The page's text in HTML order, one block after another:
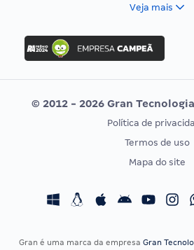
Concurso Ibama
Concurso MPU
Editais publicados
CONCURSOS POR PROFISSÃO
Concursos Fiscais
Veja mais
© 2012 - 2026 Gran
Política de
Termos de uso
Mapa do site
Gran é uma marca da empresa Gran